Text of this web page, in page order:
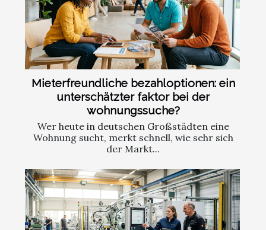
Mieterfreundliche bezahloptionen: ein
unterschätzter faktor bei der
wohnungssuche?
Wer heute in deutschen Großstädten eine
Wohnung sucht, merkt schnell, wie sehr sich
der Markt...